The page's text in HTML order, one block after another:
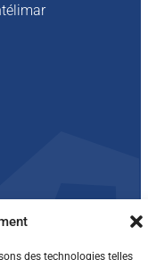
des technologies telles